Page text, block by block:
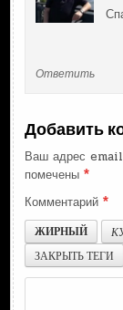
Ответить
Добавить
Ваш адрес email
помечены*
Комментарий*
ЖИРНЫЙ
ЗАКРЫТЬ ТЕГИ